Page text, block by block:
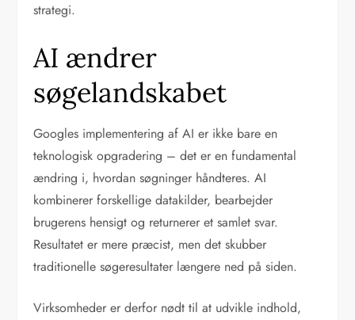
strategi.
AI ændrer
søgelandskabet
Googles implementering af AI er ikke bare en
teknologisk opgradering – det er en fundamental
ændring i, hvordan søgninger håndteres. AI
kombinerer forskellige datakilder, bearbejder
brugerens hensigt og returnerer et samlet svar.
Resultatet er mere præcist, men det skubber
traditionelle søgeresultater længere ned på siden.
Virksomheder er derfor nødt til at udvikle indhold,